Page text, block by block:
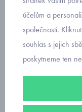
5.7.2023
Primigise specializuje
nápaditý módní i
značky Primigi
účelům a
společností.
souhlas s jejich
poskytneme ten